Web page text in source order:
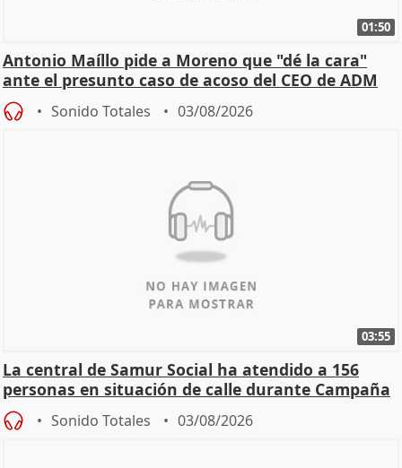
01:50
Antonio Maíllo pide a Moreno que "dé la cara"
ante el presunto caso de acoso del CEO de ADM
Sonido Totales 03/08/2026
03:55
La central de Samur Social ha atendido a 156
personas en situación de calle durante Campaña
de Calor
Sonido Totales 03/08/2026